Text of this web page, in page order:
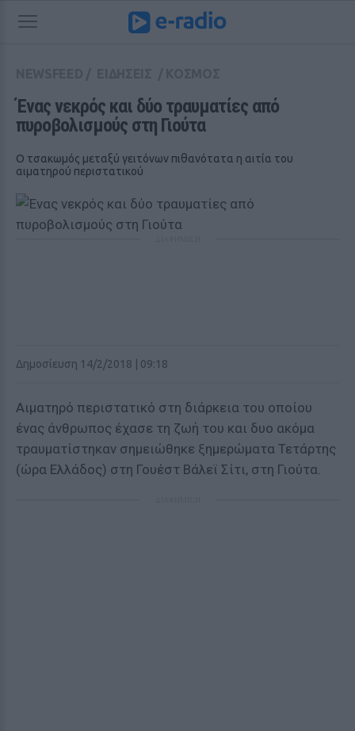
Ένας νεκρός και δύο τραυματίες από
πυροβολισμούς στη Γιούτα
Ο τσακωμός μεταξύ γειτόνων πιθανότατα η αιτία του
αιματηρού περιστατικού
Δημοσίευση 14/2/2018 | 09:18
Αιματηρό περιστατικό στη διάρκεια του οποίου
ένας άνθρωπος έχασε τη ζωή του και δυο ακόμα
τραυματίστηκαν σημειώθηκε ξημερώματα Τετάρτης
(ώρα Ελλάδος) στη Γουέστ Βάλεϊ Σίτι, στη Γιούτα.